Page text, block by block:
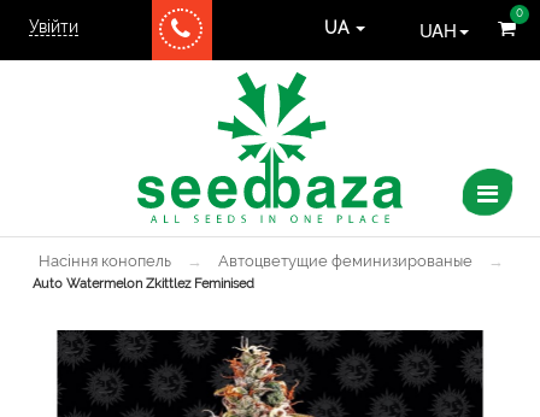
Увійти
0
UA UAH
Насіння конопель → Автоцветущие феминизированые →
Auto Watermelon Zkittlez Feminised